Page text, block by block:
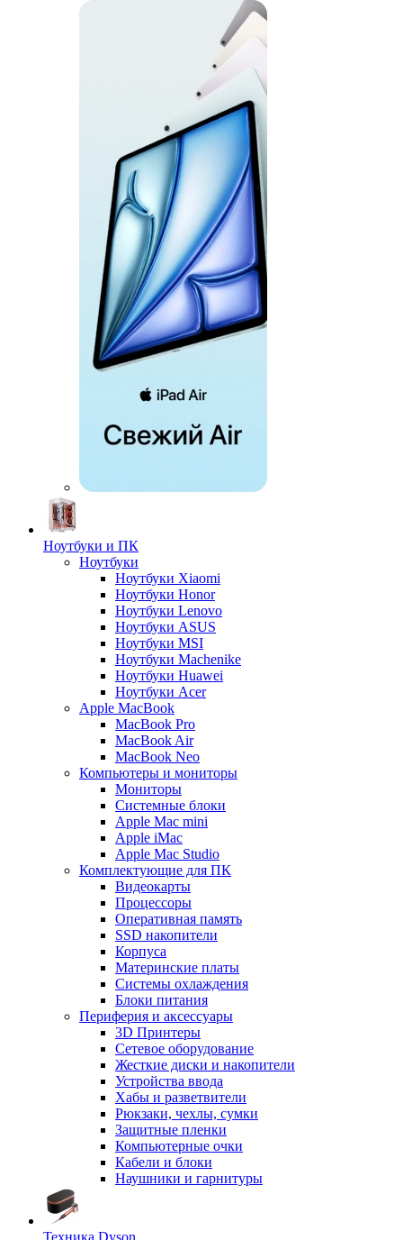
Ноутбуки и ПК
Ноутбуки
Ноутбуки Xiaomi
Ноутбуки Honor
Ноутбуки Lenovo
Ноутбуки ASUS
Ноутбуки MSI
Ноутбуки Machenike
Ноутбуки Huawei
Ноутбуки Acer
Apple MacBook
MacBook Pro
MacBook Air
MacBook Neo
Компьютеры и мониторы
Мониторы
Системные блоки
Apple Mac mini
Apple iMac
Apple Mac Studio
Комплектующие для ПК
Видеокарты
Процессоры
Оперативная память
SSD накопители
Корпуса
Материнские платы
Системы охлаждения
Блоки питания
Периферия и аксессуары
3D Принтеры
Сетевое оборудование
Жесткие диски и накопители
Устройства ввода
Хабы и разветвители
Рюкзаки, чехлы, сумки
Защитные пленки
Компьютерные очки
Кабели и блоки
Наушники и гарнитуры
Техника Dyson